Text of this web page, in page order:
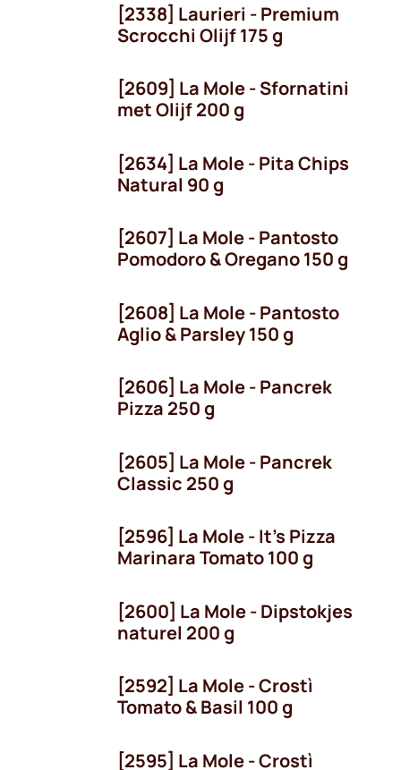
[2338] Laurieri - Premium
Scrocchi Olijf 175 g
[2609] La Mole - Sfornatini
met Olijf 200 g
[2634] La Mole - Pita Chips
Natural 90 g
[2607] La Mole - Pantosto
Pomodoro & Oregano 150 g
[2608] La Mole - Pantosto
Aglio & Parsley 150 g
[2606] La Mole - Pancrek
Pizza 250 g
[2605] La Mole - Pancrek
Classic 250 g
[2596] La Mole - It's Pizza
Marinara Tomato 100 g
[2600] La Mole - Dipstokjes
naturel 200 g
[2592] La Mole - Crostì
Tomato & Basil 100 g
[2595] La Mole - Crostì